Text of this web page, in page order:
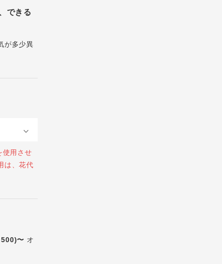
できる
が多少異
使用させ
は、花代
〜 オ